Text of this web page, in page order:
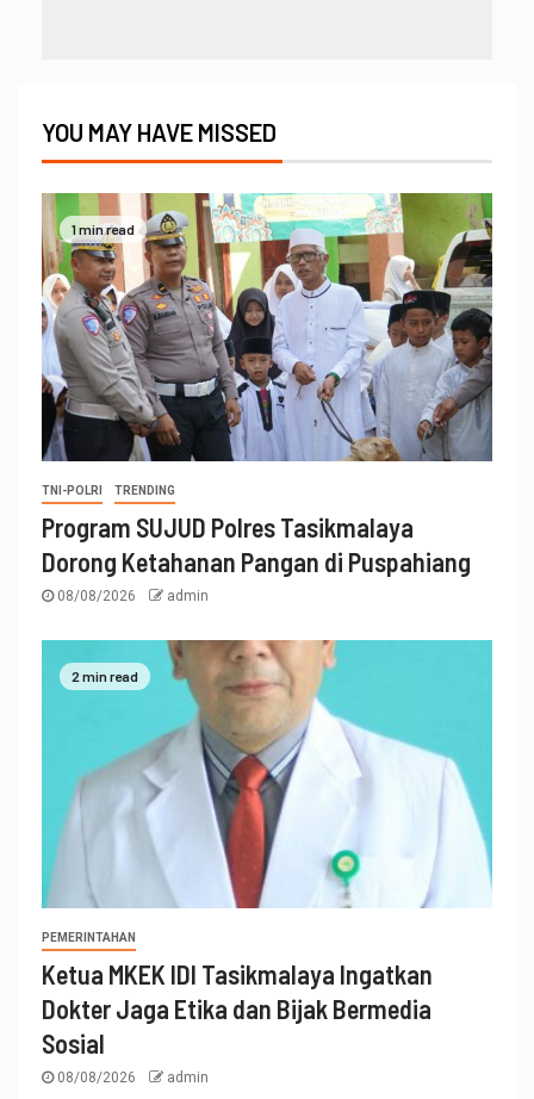
YOU MAY HAVE MISSED
1 min read
TNI-POLRI TRENDING
Program SUJUD Polres Tasikmalaya
Dorong Ketahanan Pangan di Puspahiang
08/08/2026 admin
2 min read
PEMERINTAHAN
Ketua MKEK IDI Tasikmalaya Ingatkan
Dokter Jaga Etika dan Bijak Bermedia
Sosial
08/08/2026 admin